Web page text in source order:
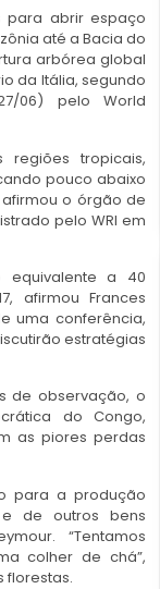
para abrir espaço
até a Bacia do
arbórea global
da Itália, segundo
06) pelo World
regiões tropicais,
pouco abaixo
o órgão de
pelo WRI em
equivalente a 40
afirmou Frances
uma conferência,
estratégias
de observação, o
do Congo,
as piores perdas
para a produção
de outros bens
“Tentamos
colher de chá”,
florestas.